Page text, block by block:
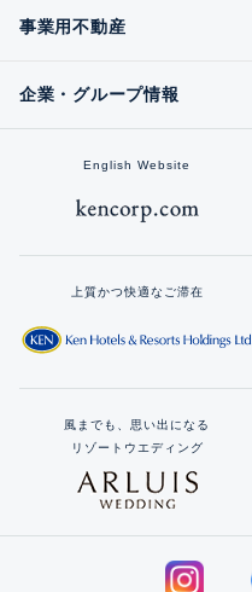
事業用不動産
企業・グループ情報
English Website
上質かつ快適なご滞在
風までも、思い出になる
リゾートウエディング